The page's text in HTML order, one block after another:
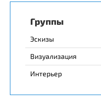
Группы
Эскизы
Визуализация
Интерьер